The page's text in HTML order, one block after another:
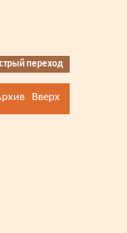
переход
Вверх